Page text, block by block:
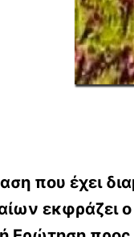
που έχει
εκφράζει